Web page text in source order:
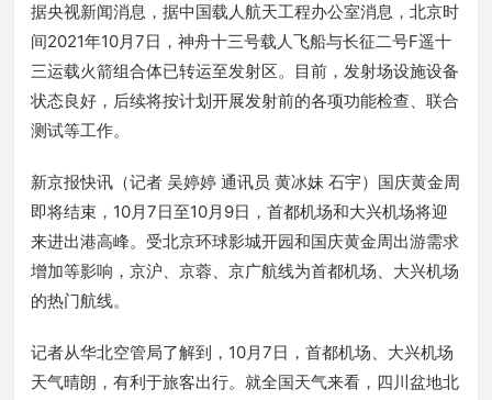
据央视新闻消息，据中国载人航天工程办公室消息，北京时
间2021年10月7日，神舟十三号载人飞船与长征二号F遥十
三运载火箭组合体已转运至发射区。目前，发射场设施设备
状态良好，后续将按计划开展发射前的各项功能检查、联合
测试等工作。
新京报快讯（记者 吴婷婷 通讯员 黄冰妹 石宇）国庆黄金周
即将结束，10月7日至10月9日，首都机场和大兴机场将迎
来进出港高峰。受北京环球影城开园和国庆黄金周出游需求
增加等影响，京沪、京蓉、京广航线为首都机场、大兴机场
的热门航线。
记者从华北空管局了解到，10月7日，首都机场、大兴机场
天气晴朗，有利于旅客出行。就全国天气来看，四川盆地北